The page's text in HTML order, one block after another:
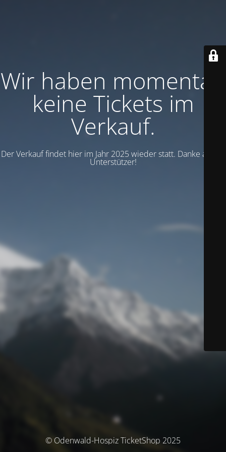
Wir haben momentan
keine Tickets im
Verkauf.
Der Verkauf findet hier im Jahr 2025 wieder statt. Danke an alle
Unterstützer!
© Odenwald-Hospiz TicketShop 2025